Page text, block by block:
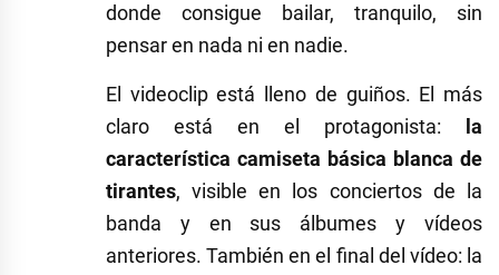
donde consigue bailar, tranquilo, sin
pensar en nada ni en nadie.
El videoclip está lleno de guiños. El más
claro está en el protagonista:
la
característica camiseta básica blanca de
tirantes, visible en los conciertos de la
banda y en sus álbumes y vídeos
anteriores. También en el final del vídeo: la